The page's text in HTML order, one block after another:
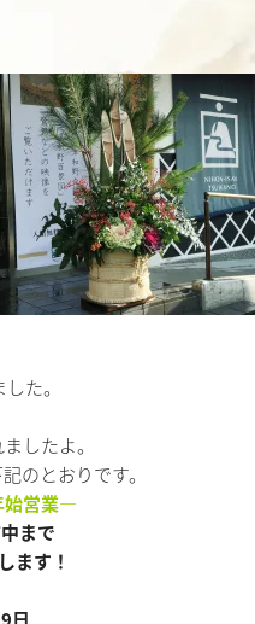
た。
したよ。
のとおりです。
始営業—
まで
ます！